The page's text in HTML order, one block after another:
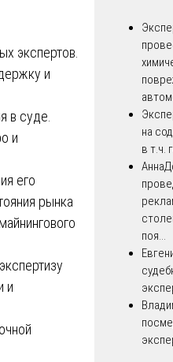
экспертов.
и
в суде.
и
его
рынка
и
на
в т.ч.
Анна
поя...